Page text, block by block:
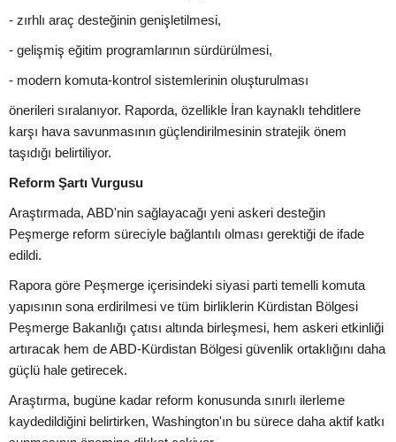
- zırhlı araç desteğinin genişletilmesi,
- gelişmiş eğitim programlarının sürdürülmesi,
- modern komuta-kontrol sistemlerinin oluşturulması
önerileri sıralanıyor. Raporda, özellikle İran kaynaklı tehditlere
karşı hava savunmasının güçlendirilmesinin stratejik önem
taşıdığı belirtiliyor.
Reform Şartı Vurgusu
Araştırmada, ABD'nin sağlayacağı yeni askeri desteğin
Peşmerge reform süreciyle bağlantılı olması gerektiği de ifade
edildi.
Rapora göre Peşmerge içerisindeki siyasi parti temelli komuta
yapısının sona erdirilmesi ve tüm birliklerin Kürdistan Bölgesi
Peşmerge Bakanlığı çatısı altında birleşmesi, hem askeri etkinliği
artıracak hem de ABD-Kürdistan Bölgesi güvenlik ortaklığını daha
güçlü hale getirecek.
Araştırma, bugüne kadar reform konusunda sınırlı ilerleme
kaydedildiğini belirtirken, Washington'ın bu sürece daha aktif katkı